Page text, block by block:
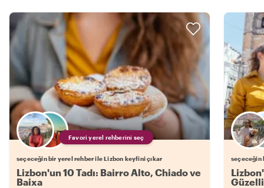
Favori yerel rehberini seç
seçeceğin bir yerel rehber ile Lizbon keyfini çıkar
Lizbon'un 10 Tadı: Bairro Alto, Chiado ve
Baixa
seçeceğin